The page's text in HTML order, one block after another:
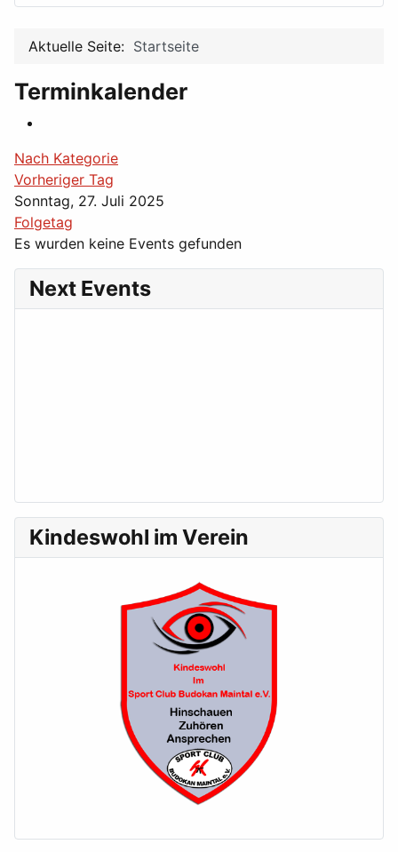
Aktuelle Seite: Startseite
Terminkalender
Nach Kategorie
Vorheriger Tag
Sonntag, 27. Juli 2025
Folgetag
Es wurden keine Events gefunden
Next Events
Kindeswohl im Verein